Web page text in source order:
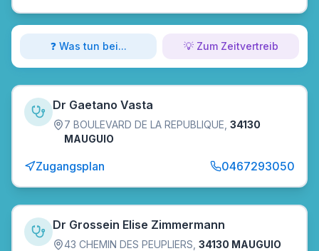
❓ Was tun bei... 💡 Zum Zeitvertreib
Dr Gaetano Vasta
7 BOULEVARD DE LA REPUBLIQUE 34130
MAUGUIO
Zugangsplan 0467293050
Dr Grossein Elise Zimmermann
43 CHEMIN DES PEUPLIERS 34130 MAUGUIO